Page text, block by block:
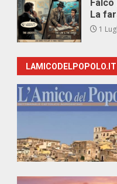
Falco
La
1
LAMICODELPOPOLO.IT